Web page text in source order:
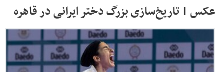
عکس | تاریخ‌سازی بزرگ دختر ایرانی در قاهره